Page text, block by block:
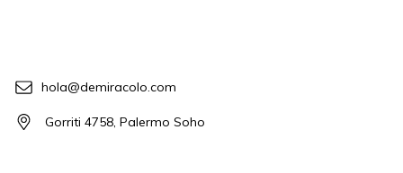
hola@demiracolo.com
Gorriti 4758, Palermo Soho